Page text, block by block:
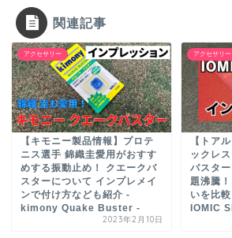
関連記事
アクセサリー
【キモニー製品情報】プロテ
ニス選手 錦織圭愛用がおすす
めする振動止め！ クエークバ
スターについて インプレメイ
ンで付け方なども紹介 -
kimony Quake Buster -
2023年2月10日
アクセサリー
【トア
ックレ
バスタ
題沸騰
いを比
IOMIC